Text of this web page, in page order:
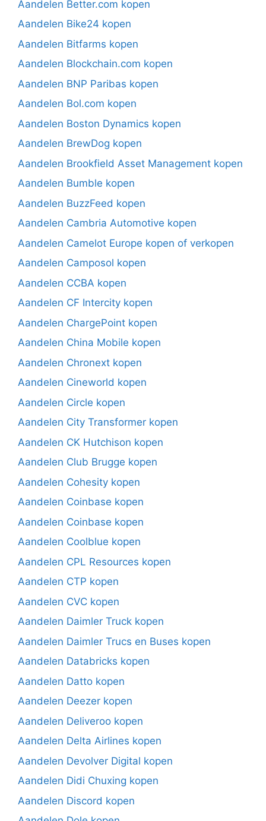
Aandelen Better.com kopen
Aandelen Bike24 kopen
Aandelen Bitfarms kopen
Aandelen Blockchain.com kopen
Aandelen BNP Paribas kopen
Aandelen Bol.com kopen
Aandelen Boston Dynamics kopen
Aandelen BrewDog kopen
Aandelen Brookfield Asset Management kopen
Aandelen Bumble kopen
Aandelen BuzzFeed kopen
Aandelen Cambria Automotive kopen
Aandelen Camelot Europe kopen of verkopen
Aandelen Camposol kopen
Aandelen CCBA kopen
Aandelen CF Intercity kopen
Aandelen ChargePoint kopen
Aandelen China Mobile kopen
Aandelen Chronext kopen
Aandelen Cineworld kopen
Aandelen Circle kopen
Aandelen City Transformer kopen
Aandelen CK Hutchison kopen
Aandelen Club Brugge kopen
Aandelen Cohesity kopen
Aandelen Coinbase kopen
Aandelen Coinbase kopen
Aandelen Coolblue kopen
Aandelen CPL Resources kopen
Aandelen CTP kopen
Aandelen CVC kopen
Aandelen Daimler Truck kopen
Aandelen Daimler Trucs en Buses kopen
Aandelen Databricks kopen
Aandelen Datto kopen
Aandelen Deezer kopen
Aandelen Deliveroo kopen
Aandelen Delta Airlines kopen
Aandelen Devolver Digital kopen
Aandelen Didi Chuxing kopen
Aandelen Discord kopen